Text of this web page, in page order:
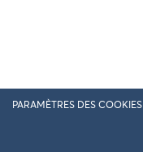
PARAMÈTRES DES COOKIES